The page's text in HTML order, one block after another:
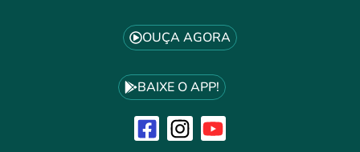
OUÇA AGORA
BAIXE O APP!